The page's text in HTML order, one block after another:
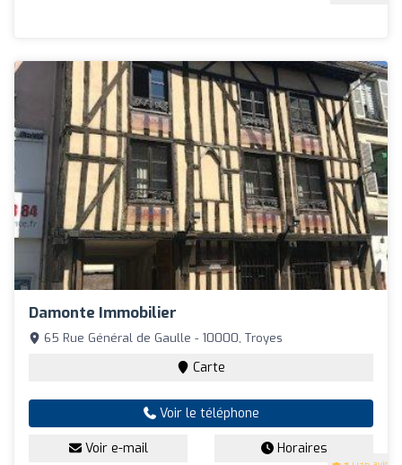
Damonte Immobilier
65 Rue Général de Gaulle - 10000, Troyes
Carte
Voir le téléphone
Voir e-mail Horaires